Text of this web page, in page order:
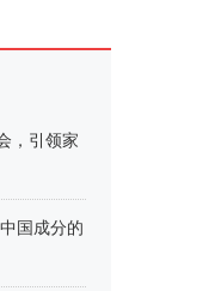
，引领家
国成分的